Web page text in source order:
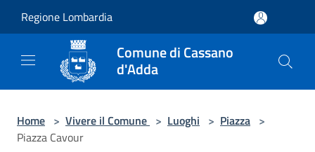
Regione Lombardia
Comune di Cassano
d'Adda
Home > Vivere il Comune > Luoghi > Piazza >
Piazza Cavour